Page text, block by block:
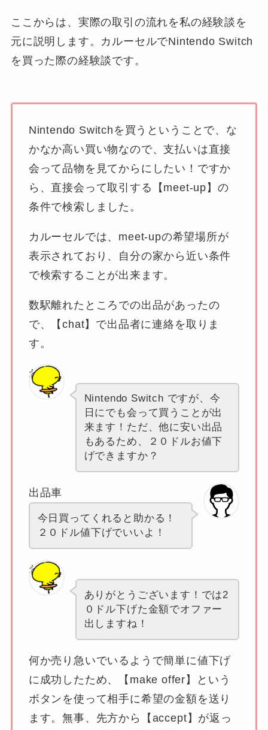
ここからは、実際の取引の流れを私の経験談を
元に説明します。カルーセルでNintendo Switch
を買った際の経験談です。
Nintendo Switchを買うということで、な
かなか高い買い物なので、支払いは直接
会って品物を見てからにしたい！ですか
ら、直接会って取引する【meet-up】の
条件で検索しました。
カルーセルでは、meet-upの希望場所が
表示されており、自分の家から近い条件
で検索することが出来ます。
数駅離れたところでの出品があったの
で、
【chat】 で出品者に連絡を取りま
す。
わたし
Nintendo Switch ですが、今
日にでも会って買うことが出
来ます！ただ、他に安い出品
もあるため、２０ドルお値下
げできますか？
出品車
今日買ってくれると助かる！
２０ドル値下げでいいよ！
わたし
ありがとうございます！では2
０ドル下げた金額でオファー
出しますね！
何か売り急いでいるようで簡単に値下げ
に成功したため、
【make offer】
という
ボタンを使って相手に希望の金額を送り
ます。無事、先方から
【accept】 が返っ